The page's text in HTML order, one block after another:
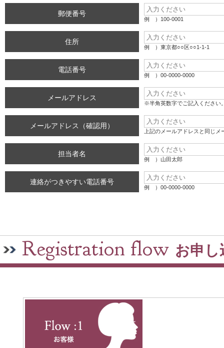
郵便番号
例 ）100-0001
住所
例 ）東京都○○区○○1-1-1
電話番号
例 ）00-0000-0000
メールアドレス
※半角英数字でご記入ください
メールアドレス（確認用）
上記のメールアドレスと同じ
担当者名
例 ）山田太郎
連絡がつきやすい電話番号
例 ）00-0000-0000
Registration flow お申し